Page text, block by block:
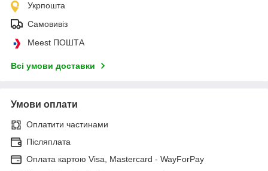
Укрпошта
Самовивіз
Meest ПОШТА
Всі умови доставки
Умови оплати
Оплатити частинами
Післяплата
Оплата картою Visa, Mastercard - WayForPay